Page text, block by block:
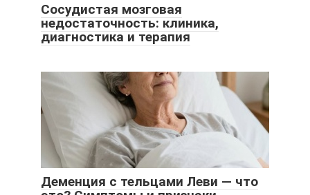
Сосудистая мозговая
недостаточность: клиника,
диагностика и терапия
Деменция с тельцами Леви — что